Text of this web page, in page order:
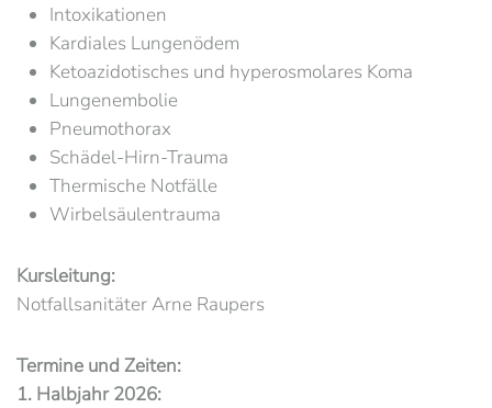
Intoxikationen
Kardiales Lungenödem
Ketoazidotisches und hyperosmolares Koma
Lungenembolie
Pneumothorax
Schädel-Hirn-Trauma
Thermische Notfälle
Wirbelsäulentrauma
Kursleitung:
Notfallsanitäter Arne Raupers
Termine und Zeiten:
1. Halbjahr 2026: